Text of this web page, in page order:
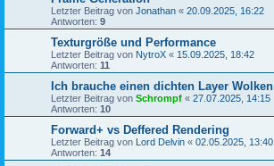
Letzter Beitrag von Jonathan « 20.09.2025, 16:22
Antworten: 9
Texturgröße und Performance
Letzter Beitrag von NytroX « 15.09.2025, 18:42
Antworten: 11
Ich brauche einen dichten Layer Wolken
Letzter Beitrag von Schrompf « 27.07.2025, 14:15
Antworten: 10
Forward+ vs Deffered Rendering
Letzter Beitrag von Lord Delvin « 02.05.2025, 13:40
Antworten: 14